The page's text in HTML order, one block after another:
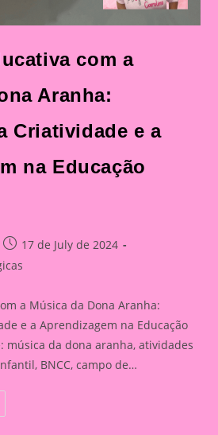
com a
Aranha:
Criatividade e a
na Educação
Post
published:
17 de July de 2024
a Música da Dona Aranha:
e a Aprendizagem na Educação
música da dona aranha, atividades
BNCC, campo de…